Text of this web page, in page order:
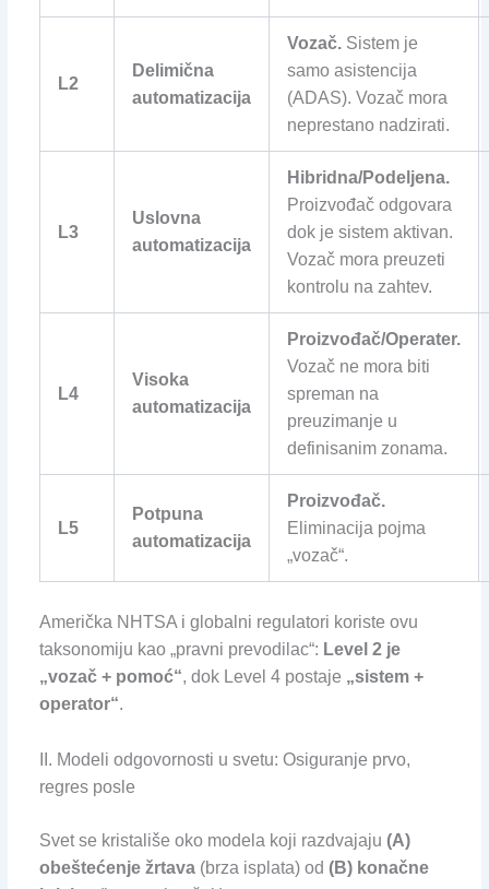
L2
Delimična
automatizacija
Vozač.Sistem je
samo asistencija
(ADAS). Vozač mora
neprestano nadzirati.
L3
Uslovna
automatizacija
Hibridna/Podeljena.
Proizvođač odgovara
dok je sistem aktivan.
Vozač mora preuzeti
kontrolu na zahtev.
L4
Visoka
automatizacija
Proizvođač/Operater.
Vozač ne mora biti
spreman na
preuzimanje u
definisanim zonama.
L5
Potpuna
automatizacija
Proizvođač.
Eliminacija pojma
„vozač“.
Američka NHTSA i globalni regulatori koriste ovu
taksonomiju kao „pravni prevodilac“: Level 2 je
„vozač + pomoć“, dok Level 4 postaje „sistem +
operator“.
II. Modeli odgovornosti u svetu: Osiguranje prvo,
regres posle
Svet se kristališe oko modela koji razdvajaju (A)
obeštećenje žrtava(brza isplata) od (B) konačne